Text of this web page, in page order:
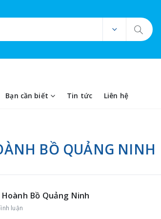
Bạn cần biết Tin tức Liên hệ
BỒ QUẢNG NINH
Bồ Quảng Ninh
luận